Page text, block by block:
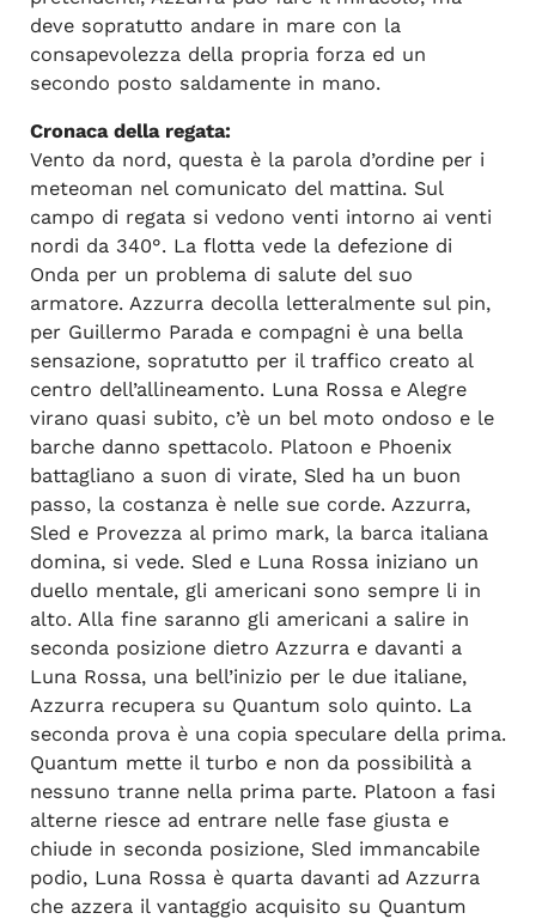
deve sopratutto andare in mare con la
consapevolezza della propria forza ed un
secondo posto saldamente in mano.
Cronaca della regata:
Vento da nord, questa è la parola d’ordine per i
meteoman nel comunicato del mattina. Sul
campo di regata si vedono venti intorno ai venti
nordi da 340°. La flotta vede la defezione di
Onda per un problema di salute del suo
armatore. Azzurra decolla letteralmente sul pin,
per Guillermo Parada e compagni è una bella
sensazione, sopratutto per il traffico creato al
centro dell’allineamento. Luna Rossa e Alegre
virano quasi subito, c’è un bel moto ondoso e le
barche danno spettacolo. Platoon e Phoenix
battagliano a suon di virate, Sled ha un buon
passo, la costanza è nelle sue corde. Azzurra,
Sled e Provezza al primo mark, la barca italiana
domina, si vede. Sled e Luna Rossa iniziano un
duello mentale, gli americani sono sempre li in
alto. Alla fine saranno gli americani a salire in
seconda posizione dietro Azzurra e davanti a
Luna Rossa, una bell’inizio per le due italiane,
Azzurra recupera su Quantum solo quinto. La
seconda prova è una copia speculare della prima.
Quantum mette il turbo e non da possibilità a
nessuno tranne nella prima parte. Platoon a fasi
alterne riesce ad entrare nelle fase giusta e
chiude in seconda posizione, Sled immancabile
podio, Luna Rossa è quarta davanti ad Azzurra
che azzera il vantaggio acquisito su Quantum